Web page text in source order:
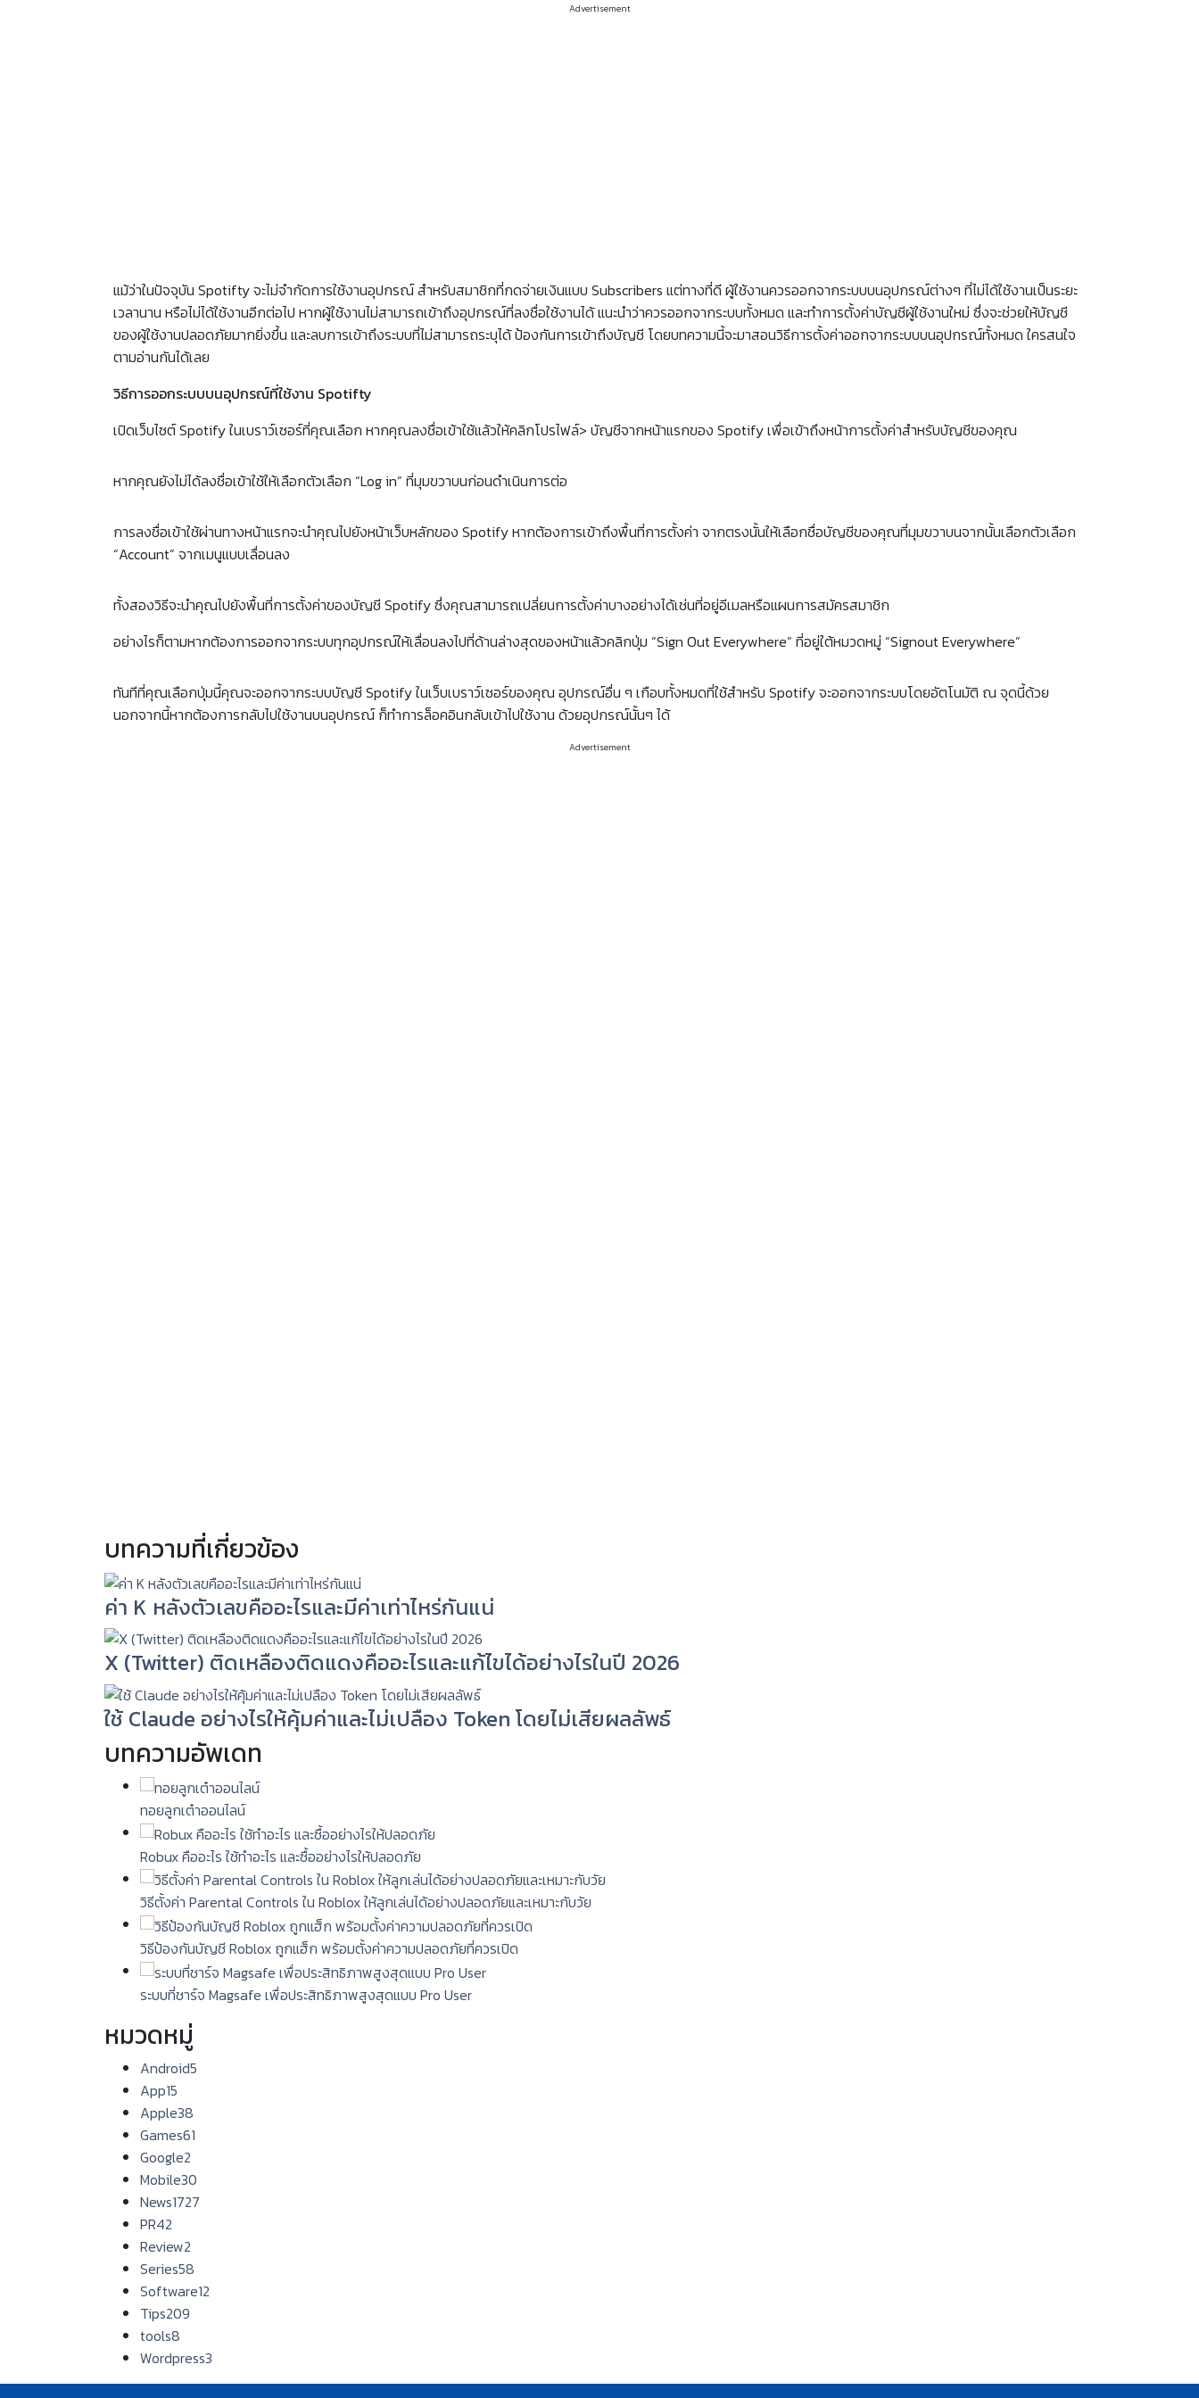
Advertisement
แม้ว่าในปัจจุบัน Spotifty จะไม่จำกัดการใช้งานอุปกรณ์ สำหรับสมาชิกที่กดจ่ายเงินแบบ Subscribers แต่ทางที่ดี ผู้ใช้งานควรออกจากระบบบนอุปกรณ์ต่างๆ ที่ไม่ได้ใช้งานเป็นระยะ
เวลานาน หรือไม่ได้ใช้งานอีกต่อไป หากผู้ใช้งานไม่สามารถเข้าถึงอุปกรณ์ที่ลงชื่อใช้งานได้ แนะนำว่าควรออกจากระบบทั้งหมด และทำการตั้งค่าบัญชีผู้ใช้งานใหม่ ซึ่งจะช่วยให้บัญชี
ของผู้ใช้งานปลอดภัยมากยิ่งขึ้น และลบการเข้าถึงระบบที่ไม่สามารถระบุได้ ป้องกันการเข้าถึงบัญชี โดยบทความนี้จะมาสอนวิธีการตั้งค่าออกจากระบบบนอุปกรณ์ทั้งหมด ใครสนใจ
ตามอ่านกันได้เลย
วิธีการออกระบบบนอุปกรณ์ที่ใช้งาน Spotifty
เปิดเว็บไซต์ Spotify ในเบราว์เซอร์ที่คุณเลือก หากคุณลงชื่อเข้าใช้แล้วให้คลิกโปรไฟล์> บัญชีจากหน้าแรกของ Spotify เพื่อเข้าถึงหน้าการตั้งค่าสำหรับบัญชีของคุณ
หากคุณยังไม่ได้ลงชื่อเข้าใช้ให้เลือกตัวเลือก “Log in” ที่มุมขวาบนก่อนดำเนินการต่อ
การลงชื่อเข้าใช้ผ่านทางหน้าแรกจะนำคุณไปยังหน้าเว็บหลักของ Spotifyหากต้องการเข้าถึงพื้นที่การตั้งค่า จากตรงนั้นให้เลือกชื่อบัญชีของคุณที่มุมขวาบนจากนั้นเลือกตัวเลือก
“Account” จากเมนูแบบเลื่อนลง
ทั้งสองวิธีจะนำคุณไปยังพื้นที่การตั้งค่าของบัญชี Spotify ซึ่งคุณสามารถเปลี่ยนการตั้งค่าบางอย่างได้เช่นที่อยู่อีเมลหรือแผนการสมัครสมาชิก
อย่างไรก็ตามหากต้องการออกจากระบบทุกอุปกรณ์ให้เลื่อนลงไปที่ด้านล่างสุดของหน้าแล้วคลิกปุ่ม “Sign Out Everywhere” ที่อยู่ใต้หมวดหมู่ “Signout Everywhere”
ทันทีที่คุณเลือกปุ่มนี้คุณจะออกจากระบบบัญชี Spotify ในเว็บเบราว์เซอร์ของคุณ อุปกรณ์อื่น ๆ เกือบทั้งหมดที่ใช้สำหรับ Spotify จะออกจากระบบโดยอัตโนมัติ ณ จุดนี้ด้วย
นอกจากนี้หากต้องการกลับไปใช้งานบนอุปกรณ์ ก็ทำการล็อคอินกลับเข้าไปใช้งาน ด้วยอุปกรณ์นั้นๆ ได้
Advertisement
บทความที่เกี่ยวข้อง
ค่า K หลังตัวเลขคืออะไรและมีค่าเท่าไหร่กันแน่
X (Twitter) ติดเหลืองติดแดงคืออะไรและแก้ไขได้อย่างไรในปี 2026
ใช้ Claude อย่างไรให้คุ้มค่าและไม่เปลือง Token โดยไม่เสียผลลัพธ์
บทความอัพเดท
ทอยลูกเต๋าออนไลน์
Robux คืออะไร ใช้ทำอะไร และซื้ออย่างไรให้ปลอดภัย
วิธีตั้งค่า Parental Controls ใน Roblox ให้ลูกเล่นได้อย่างปลอดภัยและเหมาะกับวัย
วิธีป้องกันบัญชี Roblox ถูกแฮ็ก พร้อมตั้งค่าความปลอดภัยที่ควรเปิด
ระบบที่ชาร์จ Magsafe เพื่อประสิทธิภาพสูงสุดแบบ Pro User
หมวดหมู่
Android5
App15
Apple38
Games61
Google2
Mobile30
News1727
PR42
Review2
Series58
Software12
Tips209
tools8
Wordpress3